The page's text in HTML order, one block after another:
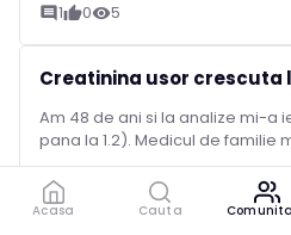
comment 1thumb_up0visibility5
Creatinina usor crescuta
Am 48 de ani si la analize mi-a
pana la 1.2). Medicul de familie
comment
Acasa Cauta